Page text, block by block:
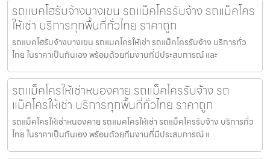
รถแบคโฮรับจ้างบางเขน รถแม็คโครรับจ้าง รถแม็คโคร
ให้เช่า บริการทุกพื้นที่ทั่วไทย ราคาถูก
รถแบคโฮรับจ้างบางเขน รถแมคโครให้เช่า รถแม็คโครรับจ้าง บริการทั่ว
ไทย ในราคาเป็นกันเอง พร้อมด้วยทีมงานที่มีประสบการณ์ และ
รถแม็คโครให้เช่าหนองคาย รถแม็คโครรับจ้าง รถ
แม็คโครให้เช่า บริการทุกพื้นที่ทั่วไทย ราคาถูก
รถแม็คโครให้เช่าหนองคาย รถแมคโครให้เช่า รถแม็คโครรับจ้าง บริการทั่ว
ไทย ในราคาเป็นกันเอง พร้อมด้วยทีมงานที่มีประสบการณ์ แ